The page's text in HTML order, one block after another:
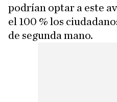
podrían optar a este
el 100 % los
de segunda mano.